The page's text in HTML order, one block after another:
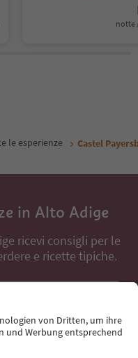
notte
le esperienze Castel
in Alto Adige
ricevi consigli per le
e ricette tipiche.